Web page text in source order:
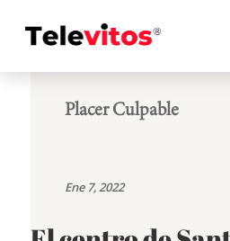
Placer Culpable
Ene 7, 2022